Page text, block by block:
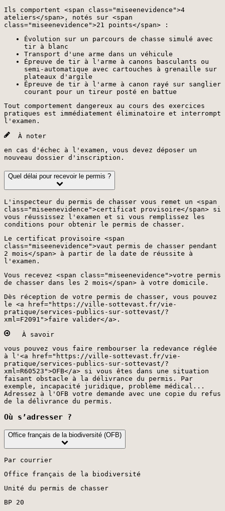
Ils comportent <span class="miseenevidence">4
ateliers</span>, notés sur <span
class="miseenevidence">21 points</span> :
Évolution sur un parcours de chasse simulé avec
tir à blanc
Transport d'une arme dans un véhicule
Épreuve de tir à l'arme à canons basculants ou
semi-automatique avec cartouches à grenaille sur
plateaux d'argile
Épreuve de tir à l'arme à canon rayé sur sanglier
courant pour un tireur posté en battue
Tout comportement dangereux au cours des exercices
pratiques est immédiatement éliminatoire et interrompt
l'examen.
À noter
en cas d'échec à l'examen, vous devez déposer un
nouveau dossier d'inscription.
Quel délai pour recevoir le permis ?
L'inspecteur du permis de chasser vous remet un <span
class="miseenevidence">certificat provisoire</span> si
vous réussissez l'examen et si vous remplissez les
conditions pour obtenir le permis de chasser.
Le certificat provisoire <span
class="miseenevidence">vaut permis de chasser pendant
2 mois</span> à partir de la date de réussite à
l'examen.
Vous recevez <span class="miseenevidence">votre permis
de chasser dans les 2 mois</span> à votre domicile.
Dès réception de votre permis de chasser, vous pouvez
le <a href="https://ville-sottevast.fr/vie-
pratique/services-publics-sur-sottevast/?
xml=F2091">faire valider</a>.
À savoir
vous pouvez vous faire rembourser la redevance réglée
à l'<a href="https://ville-sottevast.fr/vie-
pratique/services-publics-sur-sottevast/?
xml=R60523">OFB</a> si vous êtes dans une situation
faisant obstacle à la délivrance du permis. Par
exemple, incapacité juridique, problème médical...
Adressez à l'OFB votre demande avec une copie du refus
de la délivrance du permis.
Où s’adresser ?
Office français de la biodiversité (OFB)
Par courrier
Office français de la biodiversité
Unité du permis de chasser
BP 20